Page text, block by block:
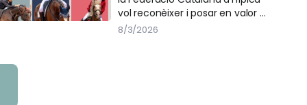
Dona
vol reconèixer i posar en valor el
paper fonamental de les dones
8/3/2026